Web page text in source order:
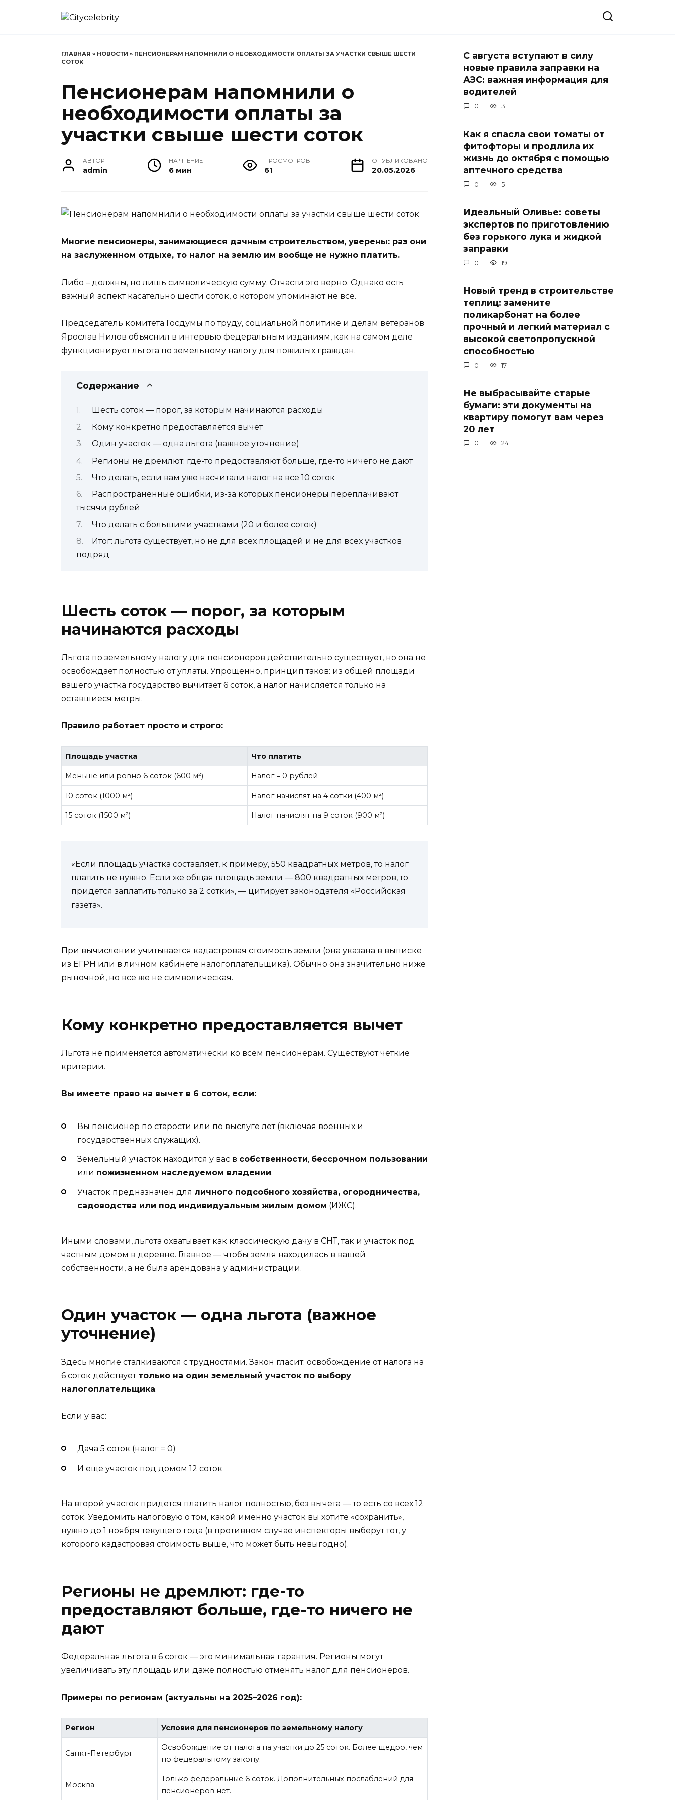
ГЛАВНАЯ » НОВОСТИ » ПЕНСИОНЕРАМ НАПОМНИЛИ О НЕОБХОДИМОСТИ ОПЛАТЫ ЗА УЧАСТКИ СВЫШЕ ШЕСТИ
СОТОК
Пенсионерам напомнили о
необходимости оплаты за
участки свыше шести соток
АВТОР
admin
НА ЧТЕНИЕ
6 мин
ПРОСМОТРОВ
61
ОПУБЛИКОВАНО
20.05.2026
Многие пенсионеры, занимающиеся дачным строительством, уверены: раз они
на заслуженном отдыхе, то налог на землю им вообще не нужно платить.
Либо – должны, но лишь символическую сумму. Отчасти это верно. Однако есть
важный аспект касательно шести соток, о котором упоминают не все.
Председатель комитета Госдумы по труду, социальной политике и делам ветеранов
Ярослав Нилов объяснил в интервью федеральным изданиям, как на самом деле
функционирует льгота по земельному налогу для пожилых граждан.
Содержание
Шесть соток — порог, за которым начинаются расходы
Кому конкретно предоставляется вычет
Один участок — одна льгота (важное уточнение)
Регионы не дремлют: где-то предоставляют больше, где-то ничего не дают
Что делать, если вам уже насчитали налог на все 10 соток
Распространённые ошибки, из-за которых пенсионеры переплачивают
тысячи рублей
Что делать с большими участками (20 и более соток)
Итог: льгота существует, но не для всех площадей и не для всех участков
подряд
Шесть соток — порог, за которым
начинаются расходы
Льгота по земельному налогу для пенсионеров действительно существует, но она не
освобождает полностью от уплаты. Упрощённо, принцип таков: из общей площади
вашего участка государство вычитает 6 соток, а налог начисляется только на
оставшиеся метры.
Правило работает просто и строго:
Площадь участка Что платить
Меньше или ровно 6 соток (600 м²) Налог = 0 рублей
10 соток (1000 м²) Налог начислят на 4 сотки (400 м²)
15 соток (1500 м²) Налог начислят на 9 соток (900 м²)
«Если площадь участка составляет, к примеру, 550 квадратных метров, то налог
платить не нужно. Если же общая площадь земли — 800 квадратных метров, то
придется заплатить только за 2 сотки», — цитирует законодателя «Российская
газета».
При вычислении учитывается кадастровая стоимость земли (она указана в выписке
из ЕГРН или в личном кабинете налогоплательщика). Обычно она значительно ниже
рыночной, но все же не символическая.
Кому конкретно предоставляется вычет
Льгота не применяется автоматически ко всем пенсионерам. Существуют четкие
критерии.
Вы имеете право на вычет в 6 соток, если:
Вы пенсионер по старости или по выслуге лет (включая военных и
государственных служащих).
Земельный участок находится у вас в собственности, бессрочном пользовании
или пожизненном наследуемом владении.
Участок предназначен для личного подсобного хозяйства, огородничества,
садоводства или под индивидуальным жилым домом (ИЖС).
Иными словами, льгота охватывает как классическую дачу в СНТ, так и участок под
частным домом в деревне. Главное — чтобы земля находилась в вашей
собственности, а не была арендована у администрации.
Один участок — одна льгота (важное
уточнение)
Здесь многие сталкиваются с трудностями. Закон гласит: освобождение от налога на
6 соток действует только на один земельный участок по выбору
налогоплательщика.
Если у вас:
Дача 5 соток (налог = 0)
И еще участок под домом 12 соток
На второй участок придется платить налог полностью, без вычета — то есть со всех 12
соток. Уведомить налоговую о том, какой именно участок вы хотите «сохранить»,
нужно до 1 ноября текущего года (в противном случае инспекторы выберут тот, у
которого кадастровая стоимость выше, что может быть невыгодно).
Регионы не дремлют: где-то
предоставляют больше, где-то ничего не
дают
Федеральная льгота в 6 соток — это минимальная гарантия. Регионы могут
увеличивать эту площадь или даже полностью отменять налог для пенсионеров.
Примеры по регионам (актуальны на 2025–2026 год):
Регион Условия для пенсионеров по земельному налогу
Санкт-Петербург
Освобождение от налога на участки до 25 соток. Более щедро, чем
по федеральному закону.
Москва
Только федеральные 6 соток. Дополнительных послаблений для
пенсионеров нет.
С августа вступают в силу
новые правила заправки на
АЗС: важная информация для
водителей
0 3
Как я спасла свои томаты от
фитофторы и продлила их
жизнь до октября с помощью
аптечного средства
0 5
Идеальный Оливье: советы
экспертов по приготовлению
без горького лука и жидкой
заправки
0 19
Новый тренд в строительстве
теплиц: замените
поликарбонат на более
прочный и легкий материал с
высокой светопропускной
способностью
0 17
Не выбрасывайте старые
бумаги: эти документы на
квартиру помогут вам через
20 лет
0 24